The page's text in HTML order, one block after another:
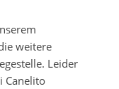
weitere
Leider
Canelito